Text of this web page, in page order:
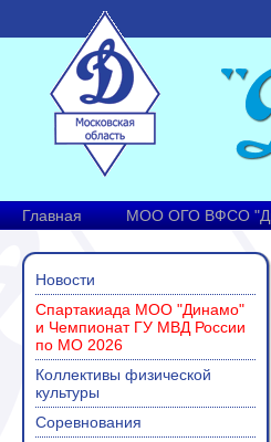
Главная МОО ОГО ВФСО
Новости
Спартакиада МОО "Динамо"
и Чемпионат ГУ МВД России
по МО 2026
Коллективы физической
культуры
Соревнования